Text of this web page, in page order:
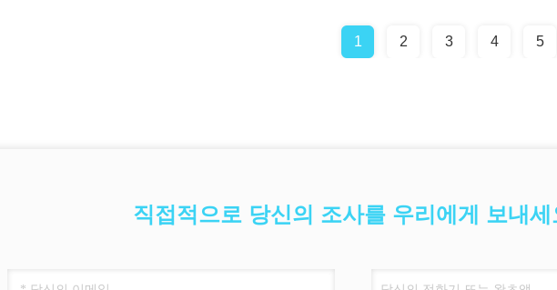
1 2 3 4 5
직접적으로 당신의 조사를 우리에게 보내세